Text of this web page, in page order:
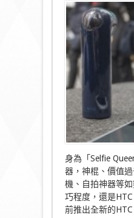
RE
皮
氣
掛
飾
珍
刻〉
中
身為「Selfie
器，神棍、價值
機、自拍神器等
巧程度，還是
前推出全新的HTC